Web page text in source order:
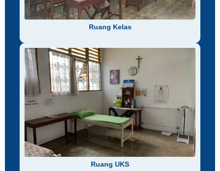
Ruang Kelas
Ruang UKS